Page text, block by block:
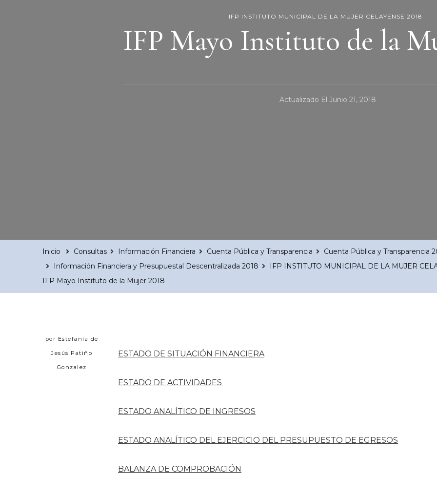
IFP INSTITUTO MUNICIPAL DE LA MUJER CELAYENSE 2018
IFP Mayo Instituto de la
Actualizado El Junio 21, 2018
Inicio Consultas Información Financiera Cuenta Pública y Transparencia Cuenta Pública y Transparencia
Información Financiera y Presupuestal Descentralizada 2018
IFP INSTITUTO MUNICIPAL DE LA MUJER
IFP Mayo Instituto de la Mujer 2018
por Estefanía de
Jesús Patiño
Gonzalez
ESTADO DE SITUACIÓN FINANCIERA
ESTADO DE ACTIVIDADES
ESTADO ANALÍTICO DE INGRESOS
ESTADO ANALÍTICO DEL EJERCICIO DEL PRESUPUESTO DE EGRESOS
BALANZA DE COMPROBACIÓN